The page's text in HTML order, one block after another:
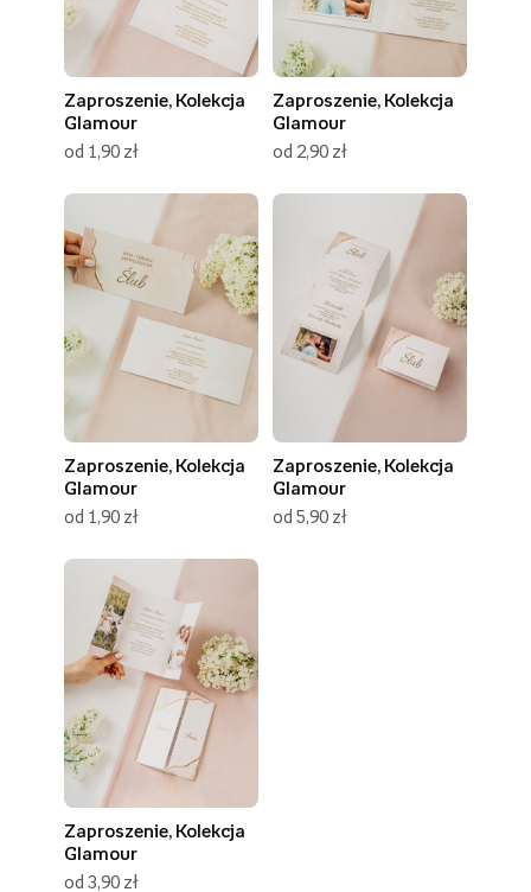
Zaproszenie, Kolekcja
Glamour
od 1,90 zł
Zaproszenie, Kolekcja
Glamour
od 2,90 zł
Zaproszenie, Kolekcja
Glamour
od 1,90 zł
Zaproszenie, Kolekcja
Glamour
od 5,90 zł
Zaproszenie, Kolekcja
Glamour
od 3,90 zł